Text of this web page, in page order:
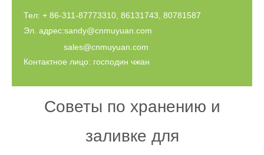
Тел: + 86-311-87773310, 86131743, 80781587
Эл. адрес:sandy@cnmuyuan.com
sales@cnmuyuan.com
Контактное лицо: господин чжан
Советы по хранению и
заливке для